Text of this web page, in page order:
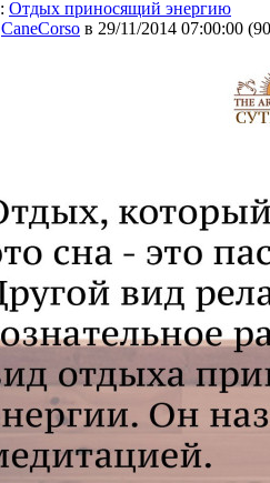
: Отдых приносящий энергию
CaneCorso в 29/11/2014 07:00:00 (